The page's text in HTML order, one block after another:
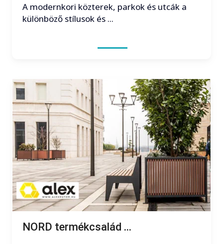
A modernkori közterek, parkok és utcák a
különböző stílusok és ...
NORD termékcsalád ...